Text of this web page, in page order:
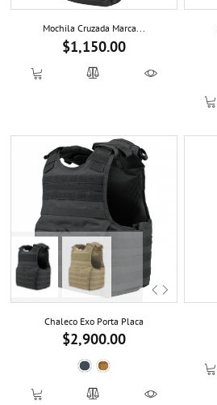
Mochila Cruzada Marca...
Precio
$1,150.00
Previous
Chaleco Exo Porta Placa
Precio
$2,900.00
BlackCoyote TAN